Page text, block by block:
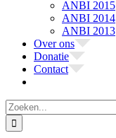
ANBI 2015
ANBI 2014
ANBI 2013
Over ons
Donatie
Contact
Zoeken
naar: